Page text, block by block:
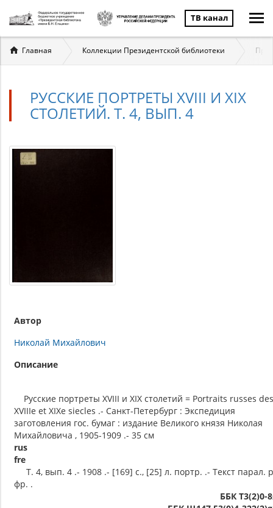
ТВ канал
Вы
здесь
Главная Коллекции Президентской библиотеки
РУССКИЕ ПОРТРЕТЫ XVIII И XIX
СТОЛЕТИЙ. Т. 4, ВЫП. 4
Автор
Николай Михайлович
Описание
Русские портреты XVIII и XIX столетий = Portraits russes des
XVIIIe et XIXe siecles .- Санкт-Петербург : Экспедиция
заготовления гос. бумаг : издание Великого князя Николая
Михайловича , 1905-1909 .- 35 см
rus
fre
Т. 4, вып. 4 .- 1908 .- [169] с., [25] л. портр. .- Текст парал.
фр. .
ББК Т3(2)0-